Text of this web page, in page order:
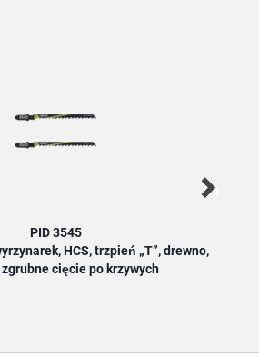
PID 3545
HCS, trzpień „T”, drewno,
cięcie po krzywych